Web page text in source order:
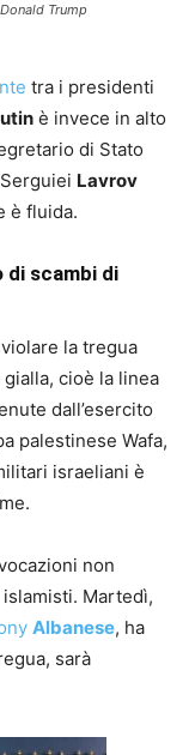
Trump
tra i presidenti
è invece in alto
di Stato
Lavrov
è fluida.
di scambi di
la tregua
cioè la linea
dall’esercito
palestinese Wafa,
israeliani è
non
Martedì,
Albanese, ha
sarà